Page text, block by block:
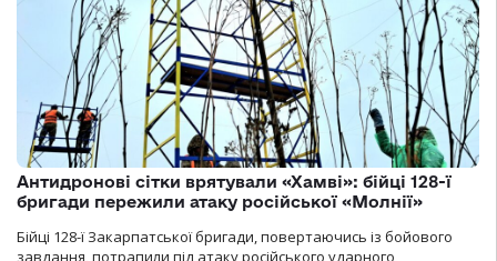
Антидронові сітки врятували «Хамві»: бійці 128-ї
бригади пережили атаку російської «Молнії»
Бійці 128-ї Закарпатської бригади, повертаючись із бойового
завдання, потрапили під атаку російського ударного